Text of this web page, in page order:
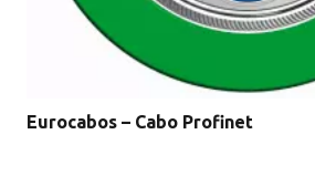
Eurocabos – Cabo Profinet